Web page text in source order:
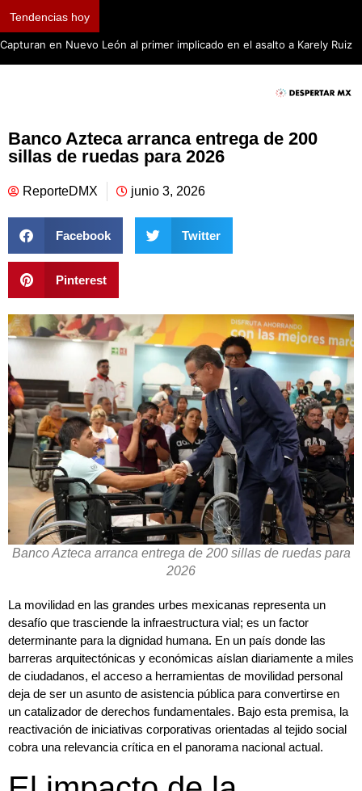
Tendencias hoy
Capturan en Nuevo León al primer implicado en el asalto a Karely Ruiz
Banco Azteca arranca entrega de 200
sillas de ruedas para 2026
ReporteDMX junio 3, 2026
Facebook Twitter
Pinterest
Banco Azteca arranca entrega de 200 sillas de ruedas para
2026
La movilidad en las grandes urbes mexicanas representa un
desafío que trasciende la infraestructura vial; es un factor
determinante para la dignidad humana. En un país donde las
barreras arquitectónicas y económicas aíslan diariamente a miles
de ciudadanos, el acceso a herramientas de movilidad personal
deja de ser un asunto de asistencia pública para convertirse en
un catalizador de derechos fundamentales. Bajo esta premisa, la
reactivación de iniciativas corporativas orientadas al tejido social
cobra una relevancia crítica en el panorama nacional actual.